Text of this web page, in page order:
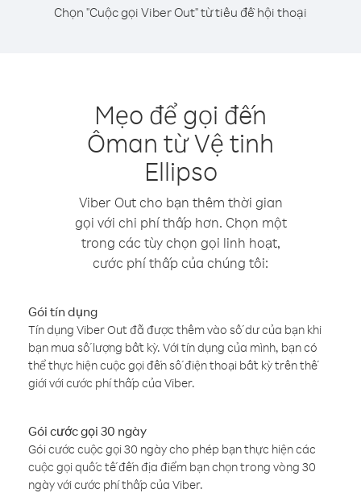
Chọn "Cuộc gọi Viber Out" từ tiêu đề hội thoại
Mẹo để gọi đến
Ôman từ Vệ tinh
Ellipso
Viber Out cho bạn thêm thời gian
gọi với chi phí thấp hơn. Chọn một
trong các tùy chọn gọi linh hoạt,
cước phí thấp của chúng tôi:
Gói tín dụng
Tín dụng Viber Out đã được thêm vào số dư của bạn khi
bạn mua số lượng bất kỳ. Với tín dụng của mình, bạn có
thể thực hiện cuộc gọi đến số điện thoại bất kỳ trên thế
giới với cước phí thấp của Viber.
Gói cước gọi 30 ngày
Gói cước cuộc gọi 30 ngày cho phép bạn thực hiện các
cuộc gọi quốc tế đến địa điểm bạn chọn trong vòng 30
ngày với cước phí thấp của Viber.